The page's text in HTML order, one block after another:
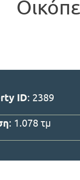
ID: 2389
: 1.078 τμ